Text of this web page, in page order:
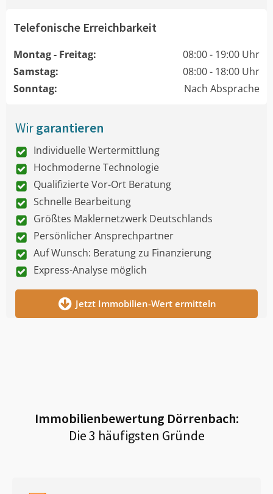
Telefonische Erreichbarkeit
Montag - Freitag:
08:00 - 19:00 Uhr
Samstag:
08:00 - 18:00 Uhr
Sonntag:
Nach Absprache
Wirgarantieren
Individuelle Wertermittlung
Hochmoderne Technologie
Qualifizierte Vor-Ort Beratung
Schnelle Bearbeitung
Größtes Maklernetzwerk Deutschlands
Persönlicher Ansprechpartner
Auf Wunsch: Beratung zu Finanzierung
Express-Analyse möglich
Jetzt Immobilien-Wert ermitteln
Immobilienbewertung Dörrenbach:
Die 3 häufigsten Gründe